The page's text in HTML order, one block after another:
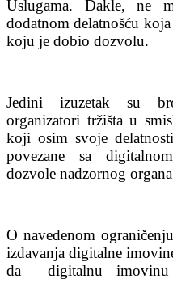
Uslugama. Dakle, ne
dodatnom delatnošću
koju je dobio dozvolu.
Jedini izuzetak su
organizatori tržišta u
koji osim svoje
povezane sa
dozvole nadzornog
O navedenom
izdavanja digitalne
da digitalnu imovinu